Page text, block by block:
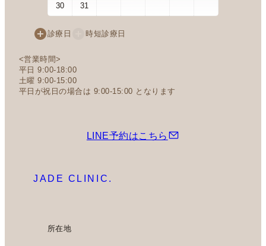
30 31
診療日 時短診療日
<営業時間>
平日 9:00-18:00
土曜 9:00-15:00
平日が祝日の場合は 9:00-15:00 となります
LINE予約はこちら
JADE CLINIC.
所在地